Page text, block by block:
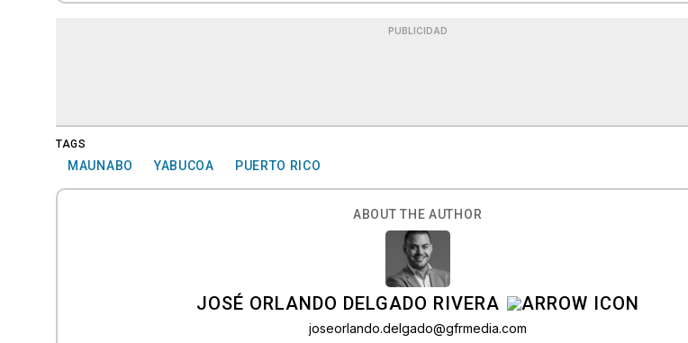
PUBLICIDAD
TAGS
MAUNABO YABUCOA PUERTO RICO
ABOUT THE AUTHOR
JOSÉ ORLANDO DELGADO RIVERA
joseorlando.delgado@gfrmedia.com